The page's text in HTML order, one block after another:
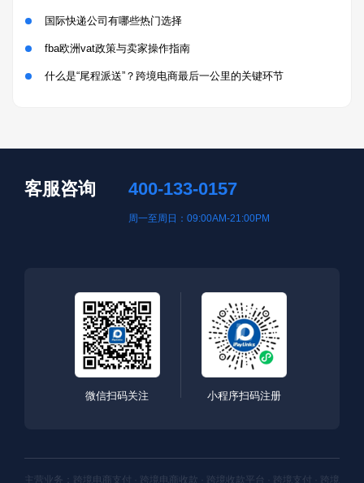
国际快递公司有哪些热门选择
fba欧洲vat政策与卖家操作指南
什么是“尾程派送”？跨境电商最后一公里的关键环节
客服咨询 400-133-0157
周一至周日：09:00AM-21:00PM
微信扫码关注 小程序扫码注册
主营业务：跨境电商支付 · 跨境电商收款 · 跨境收款平台 · 跨境支付 · 跨境